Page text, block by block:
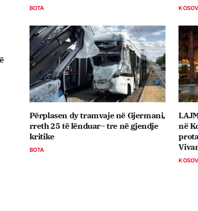
BOTA
Përplasen dy tramvaje në Gjermani,
rreth 25 të lënduar– tre në gjendje
kritike
BOTA
në